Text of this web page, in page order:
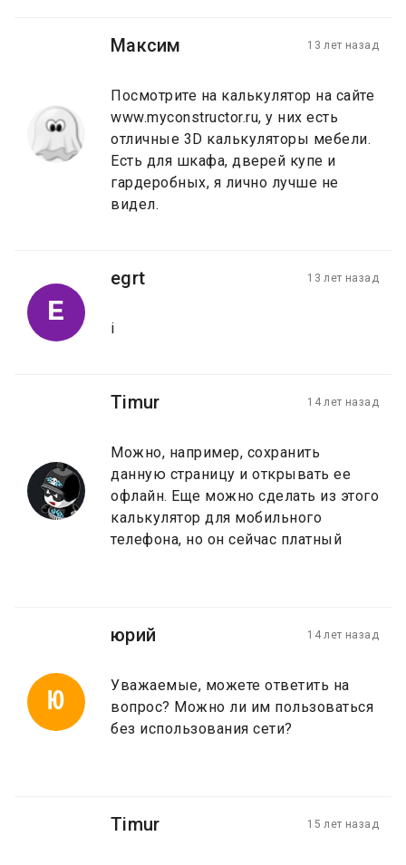
Максим 13 лет назад
Посмотрите на калькулятор на сайте
www.myconstructor.ru, у них есть
отличные 3D калькуляторы мебели.
Есть для шкафа, дверей купе и
гардеробных, я лично лучше не
видел.
E
egrt 13 лет назад
i
Timur 14 лет назад
Можно, например, сохранить
данную страницу и открывать ее
офлайн. Еще можно сделать из этого
калькулятор для мобильного
телефона, но он сейчас платный
Ю
юрий 14 лет назад
Уважаемые, можете ответить на
вопрос? Можно ли им пользоваться
без использования сети?
Timur 15 лет назад